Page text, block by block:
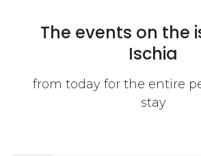
The events on the
Ischia
from today for the entire
stay